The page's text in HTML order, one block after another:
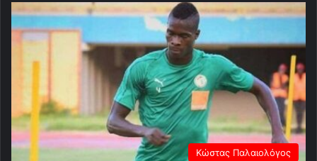
Κώστας Παλαιολόγος